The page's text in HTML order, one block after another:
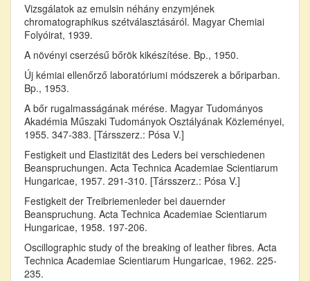
Vizsgálatok az emulsin néhány enzymjének
chromatographikus szétválasztásáról. Magyar Chemiai
Folyóirat, 1939.
A növényi cserzésű bőrök kikészítése. Bp., 1950.
Új kémiai ellenőrző laboratóriumi módszerek a bőriparban.
Bp., 1953.
A bőr rugalmasságának mérése. Magyar Tudományos
Akadémia Műszaki Tudományok Osztályának Közleményei,
1955. 347-383. [Társszerz.: Pósa V.]
Festigkeit und Elastizität des Leders bei verschiedenen
Beanspruchungen. Acta Technica Academiae Scientiarum
Hungaricae, 1957. 291-310. [Társszerz.: Pósa V.]
Festigkeit der Treibriemenleder bei dauernder
Beanspruchung. Acta Technica Academiae Scientiarum
Hungaricae, 1958. 197-206.
Oscillographic study of the breaking of leather fibres. Acta
Technica Academiae Scientiarum Hungaricae, 1962. 225-
235.